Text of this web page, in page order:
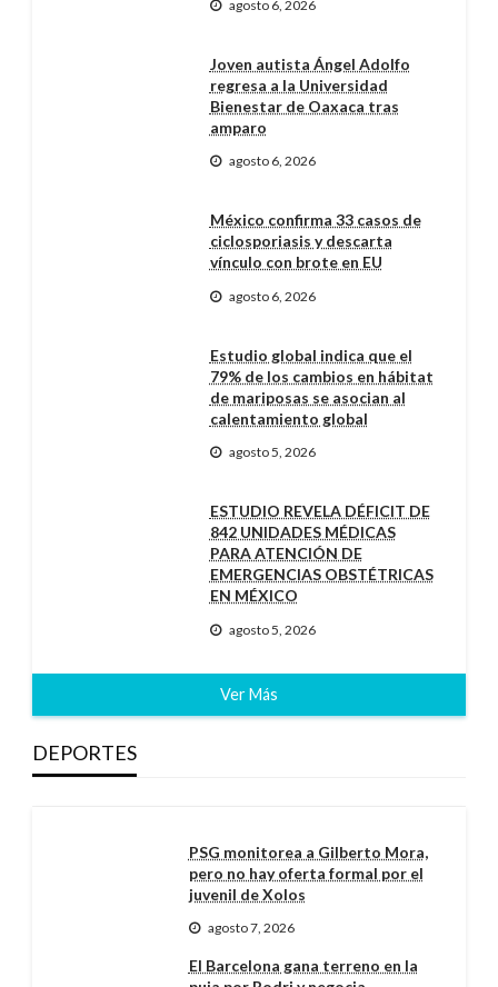
agosto 6, 2026
Joven autista Ángel Adolfo
regresa a la Universidad
Bienestar de Oaxaca tras
amparo
agosto 6, 2026
México confirma 33 casos de
ciclosporiasis y descarta
vínculo con brote en EU
agosto 6, 2026
Estudio global indica que el
79% de los cambios en hábitat
de mariposas se asocian al
calentamiento global
agosto 5, 2026
ESTUDIO REVELA DÉFICIT DE
842 UNIDADES MÉDICAS
PARA ATENCIÓN DE
EMERGENCIAS OBSTÉTRICAS
EN MÉXICO
agosto 5, 2026
Ver Más
DEPORTES
PSG monitorea a Gilberto Mora,
pero no hay oferta formal por el
juvenil de Xolos
agosto 7, 2026
El Barcelona gana terreno en la